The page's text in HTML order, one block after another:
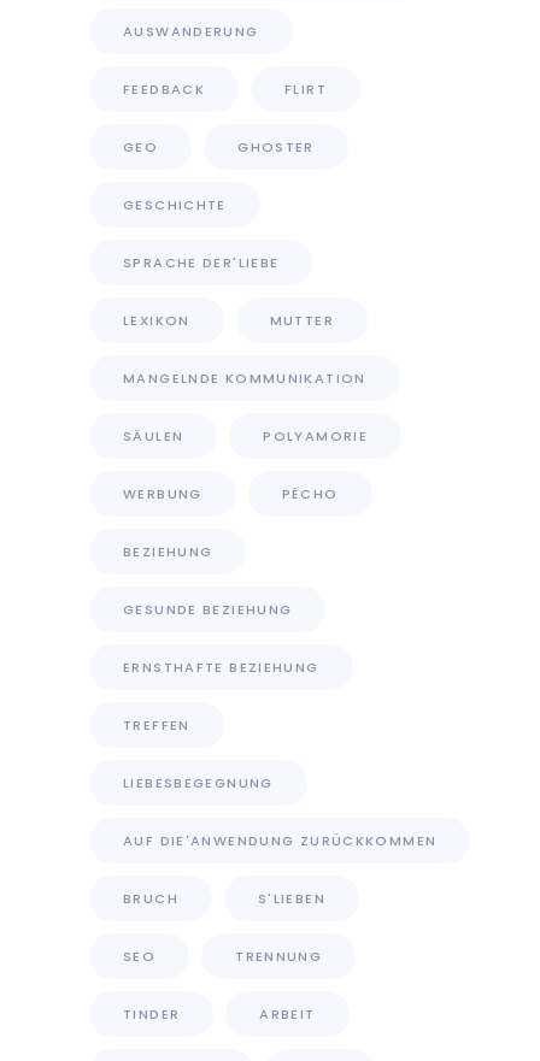
AUSWANDERUNG
FEEDBACK FLIRT
GEO GHOSTER
GESCHICHTE
SPRACHE DER'LIEBE
LEXIKON MUTTER
MANGELNDE KOMMUNIKATION
SÄULEN POLYAMORIE
WERBUNG PÉCHO
BEZIEHUNG
GESUNDE BEZIEHUNG
ERNSTHAFTE BEZIEHUNG
TREFFEN
LIEBESBEGEGNUNG
AUF DIE'ANWENDUNG ZURÜCKKOMMEN
BRUCH S'LIEBEN
SEO TRENNUNG
TINDER ARBEIT